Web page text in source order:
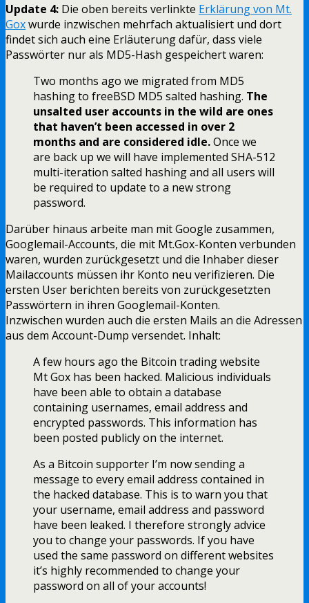
Update 4: Die oben bereits verlinkte Erklärung von Mt.
Goxwurde inzwischen mehrfach aktualisiert und dort
findet sich auch eine Erläuterung dafür, dass viele
Passwörter nur als MD5-Hash gespeichert waren:
Two months ago we migrated from MD5
hashing to freeBSD MD5 salted hashing. The
unsalted user accounts in the wild are ones
that haven’t been accessed in over 2
months and are considered idle.Once we
are back up we will have implemented SHA-512
multi-iteration salted hashing and all users will
be required to update to a new strong
password.
Darüber hinaus arbeite man mit Google zusammen,
Googlemail-Accounts, die mit Mt.Gox-Konten verbunden
waren, wurden zurückgesetzt und die Inhaber dieser
Mailaccounts müssen ihr Konto neu verifizieren. Die
ersten User berichten bereits von zurückgesetzten
Passwörtern in ihren Googlemail-Konten.
Inzwischen wurden auch die ersten Mails an die Adressen
aus dem Account-Dump versendet. Inhalt:
A few hours ago the Bitcoin trading website
Mt Gox has been hacked. Malicious individuals
have been able to obtain a database
containing usernames, email address and
encrypted passwords. This information has
been posted publicly on the internet.
As a Bitcoin supporter I’m now sending a
message to every email address contained in
the hacked database. This is to warn you that
your username, email address and password
have been leaked. I therefore strongly advice
you to change your passwords. If you have
used the same password on different websites
it’s highly recommended to change your
password on all of your accounts!